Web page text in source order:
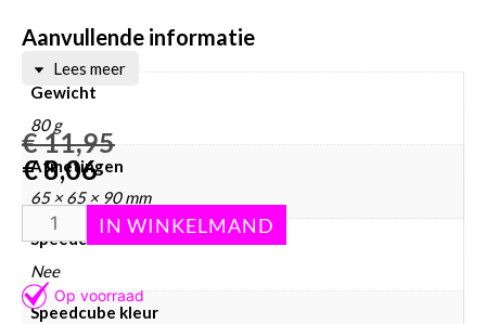
Aanvullende informatie
Gewicht
80 g
Afmetingen
65 × 65 × 90 mm
Speedcube bundels
Nee
Speedcube kleur
Lees meer
€11,95
€8,06